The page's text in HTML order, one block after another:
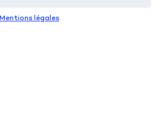
Mentions légales